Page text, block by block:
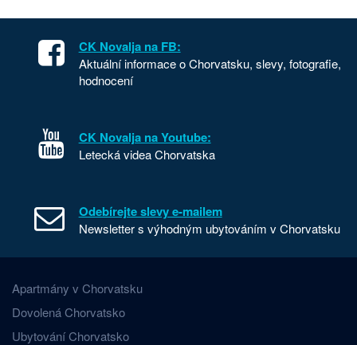
CK Novalja na FB:
Aktuální informace o Chorvatsku, slevy, fotografie,
hodnocení
CK Novalja na Youtube:
Letecká videa Chorvatska
Odebírejte slevy e-mailem
Newsletter s výhodným ubytováním v Chorvatsku
Apartmány v Chorvatsku
Dovolená Chorvatsko
Ubytování Chorvatsko